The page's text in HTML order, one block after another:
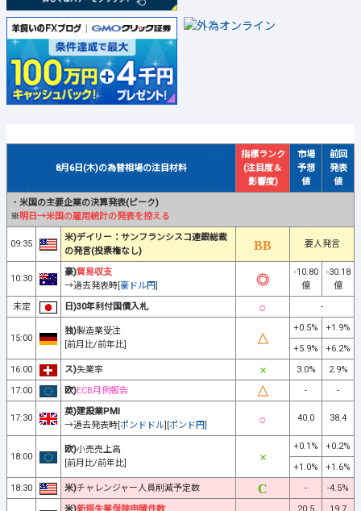
8月6日(木)の為替相場の注目材料
指標ランク
(注目度＆
影響度)
市場
予想
値
前回
発表
値
・ 米国の主要企業の決算発表(ピーク)
※明日→米国の雇用統計の発表を控える
09:35
米)デイリー：サンフランシスコ連銀総裁
の発言(投票権なし)
要人発言
10:30
豪)貿易収支
→過去発表時[豪ドル円]
-10.80
億
-30.18
億
未定
日)30年利付国債入札 -
15:00
独)製造業受注
[前月比/前年比]
+0.5%
+1.9%
+5.9%
+6.2%
16:00
ス)失業率 3.0%
2.9%
17:00
欧)ECB月例報告 - -
17:30
英)建設業PMI
→過去発表時[ポンドドル][ポンド円]
40.0 38.4
18:00
欧)小売売上高
[前月比/前年比]
+0.1%
+0.2%
+1.0%
+1.6%
18:30
米)チャレンジャー人員削減予定数 - -4.5%
米)新規失業保険申請件数
20.5
19.7